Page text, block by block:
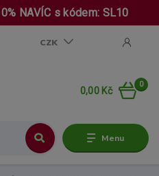
NAVÍC s kódem: SL10
Menu
CZK
0
0,00 Kč